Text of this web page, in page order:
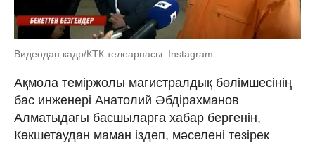
Видеодан кадр/КТК телеарнасы: Instagram
Ақмола теміржолы магистралдық бөлімшесінің
бас инженері Анатолий Әбдірахманов
Алматыдағы басшыларға хабар бергенін,
Көкшетаудан маман іздеп, мәселені тезірек